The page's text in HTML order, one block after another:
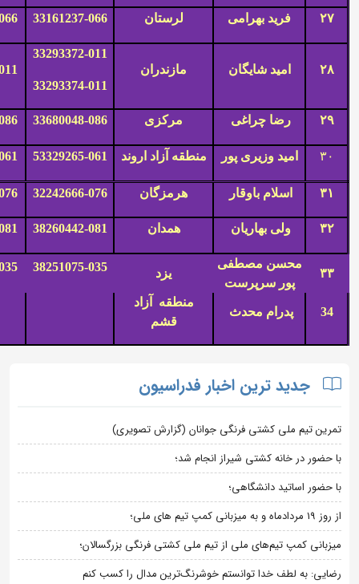
۲۷ فرید بهرامی لرستان 33161237-066
۲۸ امید شایگان مازندران
33293372-011
33293374-011
۲۹ رضا چراغی مرکزی 33680048-086
۳۰ امید وزیری پور منطقه آزاد اروند 53329265-061
۳۱ اسلام باوقار هرمزگان 32242666-076
۳۲ ولی بهاریان همدان 38260442-081
۳۳
محسن مصطفی
پور سرپرست
یزد 38251075-035
34 پدرام محدث
منطقه آزاد
قشم
جدید ترین اخبار فدراسیون
تمرین تیم ملی کشتی فرنگی جوانان (گزارش تصویری)
با حضور در خانه کشتی شیراز انجام شد؛
با حضور اساتید دانشگاهی؛
از روز 19 مردادماه و به میزبانی کمپ تیم های ملی؛
میزبانی کمپ تیم‌های ملی از تیم ملی کشتی فرنگی بزرگسالان؛
رضایی: به لطف خدا توانستم خوشرنگ‌ترین مدال را کسب کنم